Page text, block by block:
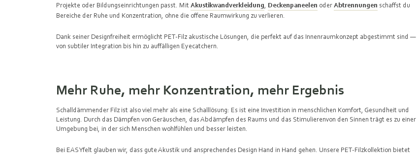
Projekte oder Bildungseinrichtungen passt. Mit Akustikwandverkleidung Deckenpaneelen oderAbtrennungen schaffst du
Bereiche der Ruhe und Konzentration, ohne die offene Raumwirkung zu verlieren.
Dank seiner Designfreiheit ermöglicht PET-Filz akustische Lösungen, die perfekt auf das Innenraumkonzept abgestimmt sind —
von subtiler Integration bis hin zu auffälligen Eyecatchern.
Mehr Ruhe, mehr Konzentration, mehr Ergebnis
Schalldämmender Filz ist also viel mehr als eine Schalllösung: Es ist eine Investition in menschlichen Komfort, Gesundheit und
Leistung. Durch das Dämpfen von Geräuschen, das Abdämpfen des Raums und das Stimulierenvon den Sinnen trägt es zu einer
Umgebung bei, in der sich Menschen wohlfühlen und besser leisten.
Bei EASYfelt glauben wir, dass gute Akustik und ansprechendes Design Hand in Hand gehen. Unsere PET-Filzkollektion bietet